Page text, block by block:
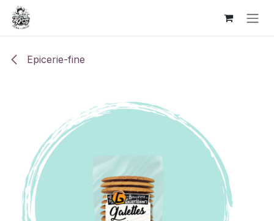
Se rendre au contenu
Epicerie-fine